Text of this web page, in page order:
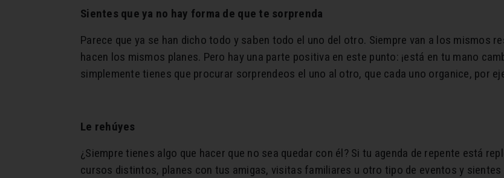
Sientes que ya no hay forma de que te sorprenda
Parece que ya se han dicho todo y saben todo el uno del otro. Siempre van a los mismos
hacen los mismos planes. Pero hay una parte positiva en este punto: ¡está en tu mano
simplemente tienes que procurar sorprendeos el uno al otro, que cada uno organice, por
Le rehúyes
¿Siempre tienes algo que hacer que no sea quedar con él? Si tu agenda de repente está
cursos distintos, planes con tus amigas, visitas familiares u otro tipo de eventos y sientes